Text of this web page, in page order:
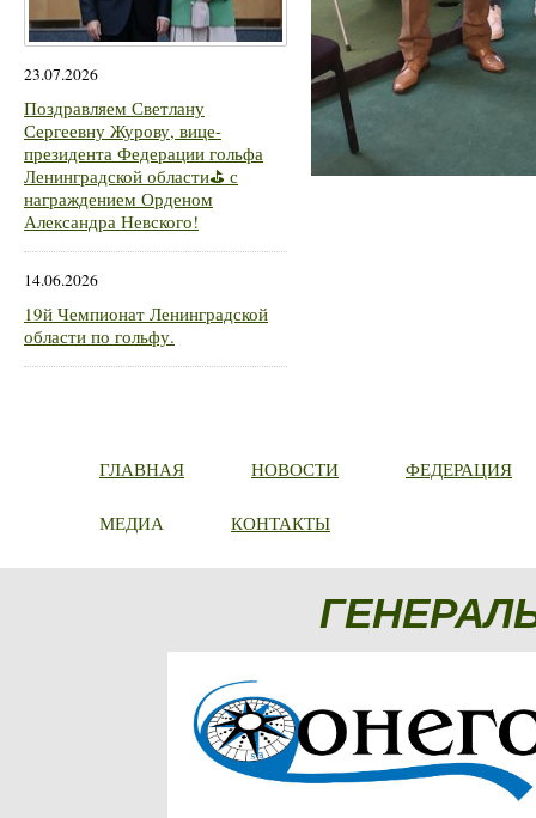
23.07.2026
Поздравляем Светлану
Сергеевну Журову, вице-
президента Федерации гольфа
Ленинградской области⛳ с
награждением Орденом
Александра Невского!
14.06.2026
19й Чемпионат Ленинградской
области по гольфу.
ГЛАВНАЯ НОВОСТИ ФЕДЕРАЦИЯ
МЕДИА КОНТАКТЫ